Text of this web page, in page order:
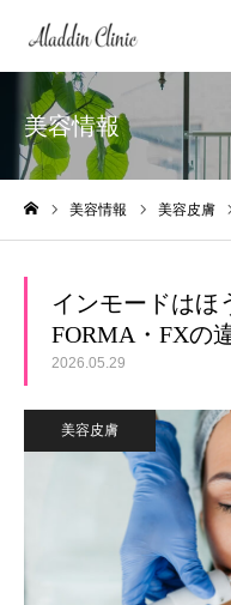
美容情報
美容情報 美容皮膚
インモードはほ
FORMA・FXの
2026.05.29
美容皮膚